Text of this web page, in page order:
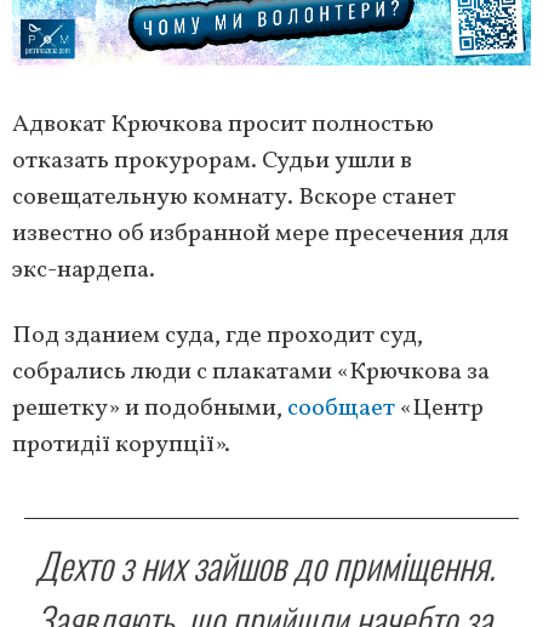
Адвокат Крючкова просит полностью
отказать прокурорам. Судьи ушли в
совещательную комнату. Вскоре станет
известно об избранной мере пресечения для
экс-нардепа.
Под зданием суда, где проходит суд,
собрались люди с плакатами «Крючкова за
решетку» и подобными, сообщает«Центр
протидії корупції».
Дехто з них зайшов до приміщення.